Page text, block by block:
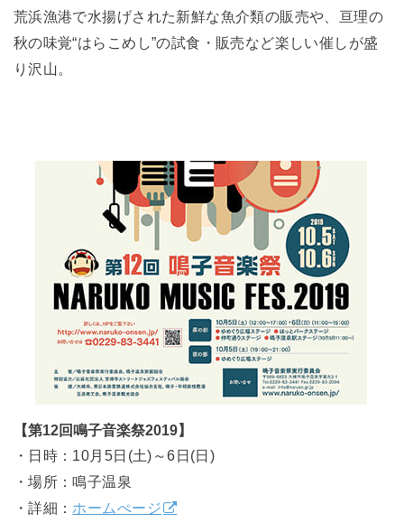
荒浜漁港で水揚げされた新鮮な魚介類の販売や、亘理の
秋の味覚“はらこめし”の試食・販売など楽しい催しが盛
り沢山。
【第12回鳴子音楽祭2019】
・日時：10月5日(土)～6日(日)
・場所：鳴子温泉
・詳細： ホームぺージ